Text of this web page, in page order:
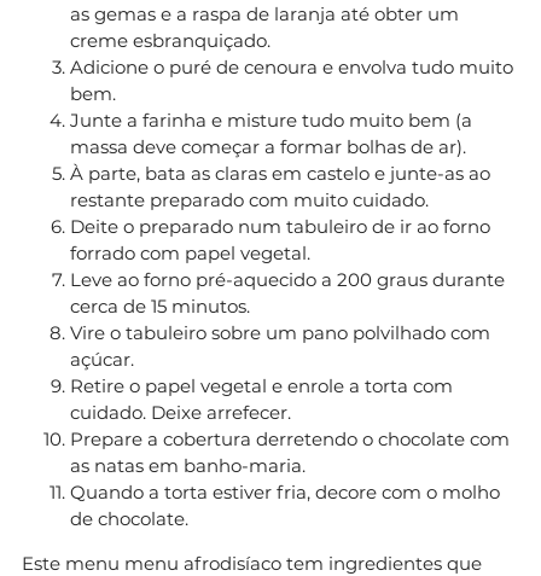
as gemas e a raspa de laranja até obter um
creme esbranquiçado.
Adicione o puré de cenoura e envolva tudo muito
bem.
Junte a farinha e misture tudo muito bem (a
massa deve começar a formar bolhas de ar).
À parte, bata as claras em castelo e junte-as ao
restante preparado com muito cuidado.
Deite o preparado num tabuleiro de ir ao forno
forrado com papel vegetal.
Leve ao forno pré-aquecido a 200 graus durante
cerca de 15 minutos.
Vire o tabuleiro sobre um pano polvilhado com
açúcar.
Retire o papel vegetal e enrole a torta com
cuidado. Deixe arrefecer.
Prepare a cobertura derretendo o chocolate com
as natas em banho-maria.
Quando a torta estiver fria, decore com o molho
de chocolate.
Este menu menu afrodisíaco tem ingredientes que